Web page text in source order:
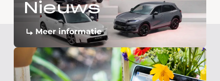
Nieuws
Meer informatie